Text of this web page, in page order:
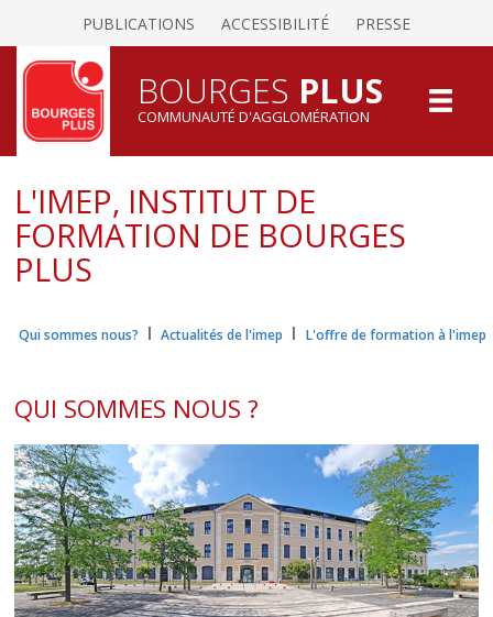
PUBLICATIONS ACCESSIBILITÉ PRESSE
BOURGES PLUS
COMMUNAUTÉ D'AGGLOMÉRATION
L'IMEP, INSTITUT DE
FORMATION DE BOURGES
PLUS
Qui sommes nous? I Actualités de l'imep I L'offre de formation à l'imep
QUI SOMMES NOUS ?